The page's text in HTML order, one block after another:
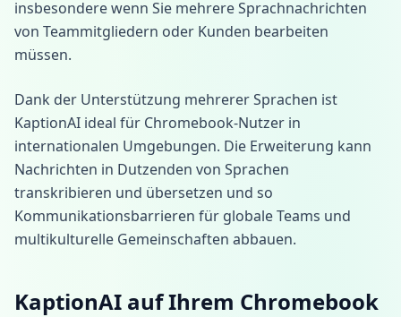
insbesondere wenn Sie mehrere Sprachnachrichten
von Teammitgliedern oder Kunden bearbeiten
müssen.
Dank der Unterstützung mehrerer Sprachen ist
KaptionAI ideal für Chromebook-Nutzer in
internationalen Umgebungen. Die Erweiterung kann
Nachrichten in Dutzenden von Sprachen
transkribieren und übersetzen und so
Kommunikationsbarrieren für globale Teams und
multikulturelle Gemeinschaften abbauen.
KaptionAI auf Ihrem Chromebook